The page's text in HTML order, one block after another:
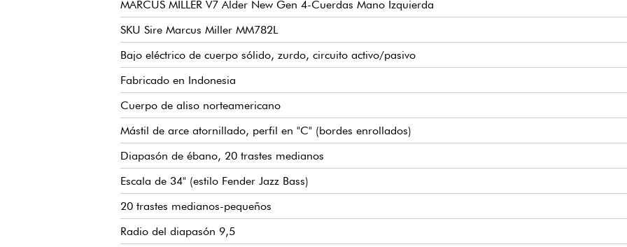
MARCUS MILLER V7 Alder New Gen 4-Cuerdas Mano Izquierda
SKU Sire Marcus Miller MM782L
Bajo eléctrico de cuerpo sólido, zurdo, circuito activo/pasivo
Fabricado en Indonesia
Cuerpo de aliso norteamericano
Mástil de arce atornillado, perfil en "C" (bordes enrollados)
Diapasón de ébano, 20 trastes medianos
Escala de 34" (estilo Fender Jazz Bass)
20 trastes medianos-pequeños
Radio del diapasón 9,5